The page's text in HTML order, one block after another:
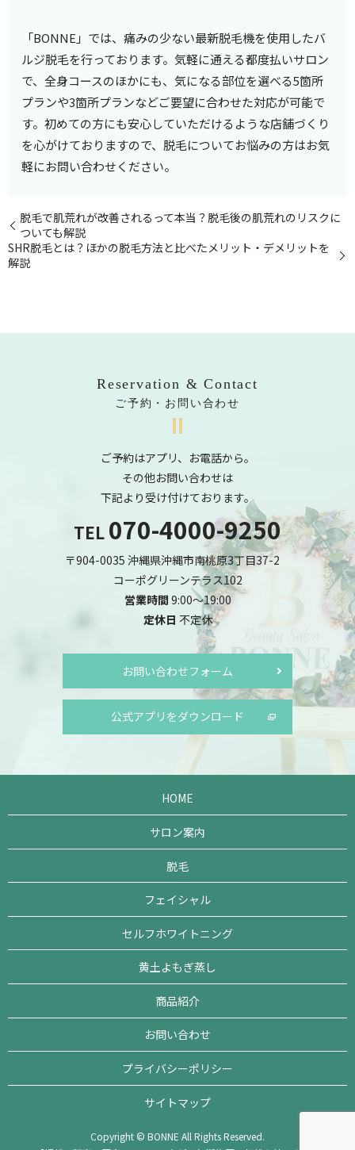
「BONNE」では、痛みの少ない最新脱毛機を使用したバ
ルジ脱毛を行っております。気軽に通える都度払いサロン
で、全身コースのほかにも、気になる部位を選べる5箇所
プランや3箇所プランなどご要望に合わせた対応が可能で
す。初めての方にも安心していただけるような店舗づくり
を心がけておりますので、脱毛についてお悩みの方はお気
軽にお問い合わせください。
脱毛で肌荒れが改善されるって本当？脱毛後の肌荒れのリスクに
ついても解説
SHR脱毛とは？ほかの脱毛方法と比べたメリット・デメリットを
解説
Reservation & Contact
ご予約・お問い合わせ
ご予約はアプリ、お電話から。
その他お問い合わせは
下記より受け付けております。
TEL 070-4000-9250
〒904-0035 沖縄県沖縄市南桃原3丁目37-2
コーポグリーンテラス102
営業時間 9:00～19:00
定休日 不定休
お問い合わせフォーム
公式アプリをダウンロード
HOME
サロン案内
脱毛
フェイシャル
セルフホワイトニング
黄土よもぎ蒸し
商品紹介
お問い合わせ
プライバシーポリシー
サイトマップ
Copyright © BONNE All Rights Reserved.